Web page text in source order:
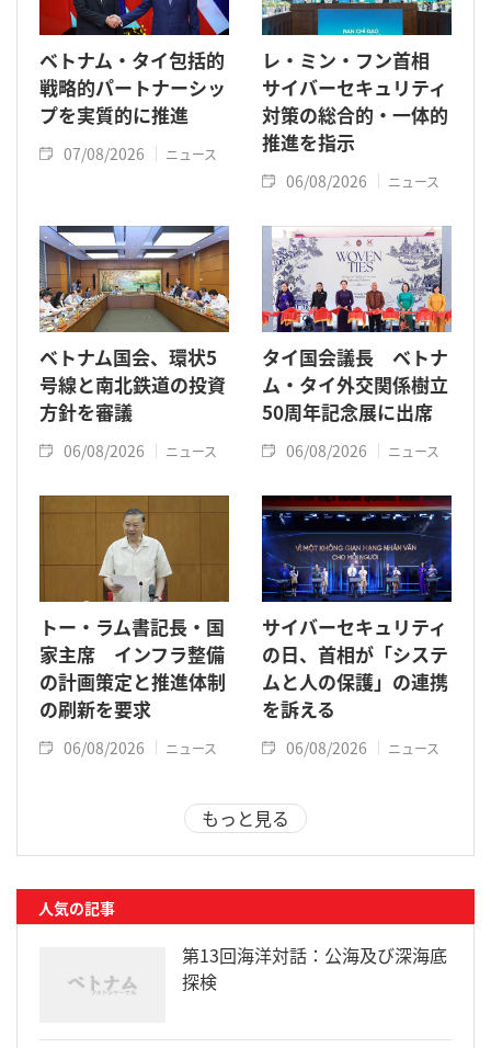
ベトナム・タイ包括的
戦略的パートナーシッ
プを実質的に推進
07/08/2026 ニュース
レ・ミン・フン首相
サイバーセキュリティ
対策の総合的・一体的
推進を指示
06/08/2026 ニュース
ベトナム国会、環状5
号線と南北鉄道の投資
方針を審議
06/08/2026 ニュース
タイ国会議長 ベトナ
ム・タイ外交関係樹立
50周年記念展に出席
06/08/2026 ニュース
トー・ラム書記長・国
家主席 インフラ整備
の計画策定と推進体制
の刷新を要求
06/08/2026 ニュース
サイバーセキュリティ
の日、首相が「システ
ムと人の保護」の連携
を訴える
06/08/2026 ニュース
もっと見る
人気の記事
第13回海洋対話：公海及び深海底
探検